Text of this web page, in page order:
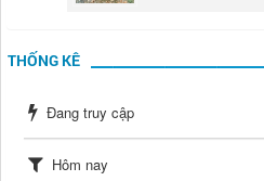
THỐNG KÊ
Đang truy cập
Hôm nay